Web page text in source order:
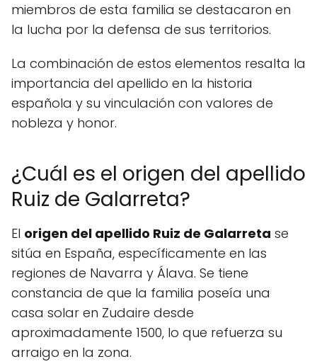
miembros de esta familia se destacaron en
la lucha por la defensa de sus territorios.
La combinación de estos elementos resalta la
importancia del apellido en la historia
española y su vinculación con valores de
nobleza y honor.
¿Cuál es el origen del apellido
Ruiz de Galarreta?
El origen del apellido Ruiz de Galarreta se
sitúa en España, específicamente en las
regiones de Navarra y Álava. Se tiene
constancia de que la familia poseía una
casa solar en Zudaire desde
aproximadamente 1500, lo que refuerza su
arraigo en la zona.